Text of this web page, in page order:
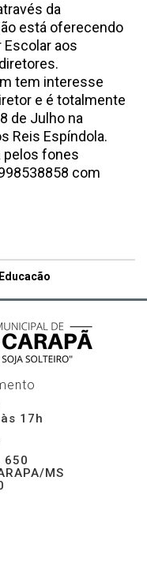
da
está oferecendo
Escolar aos
tem interesse
e é totalmente
de Julho na
Reis Espíndola.
pelos fones
com
17h
650
MS